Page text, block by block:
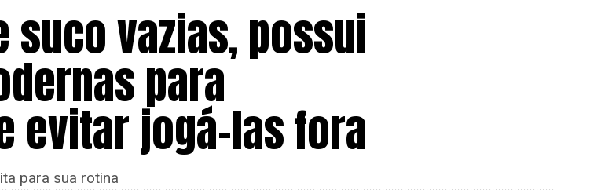
suco vazias, possui
para
evitar jogá-las fora
para sua rotina